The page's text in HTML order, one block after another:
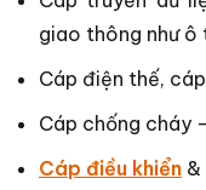
giao thông như ô
Cáp điện thế,
Cáp chống cháy
Cáp điều khiển &